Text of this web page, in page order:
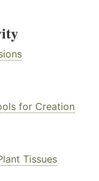
for Creation
Tissues